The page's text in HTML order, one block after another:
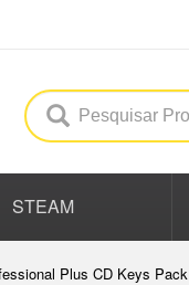
STEAM
Plus CD Keys Pack